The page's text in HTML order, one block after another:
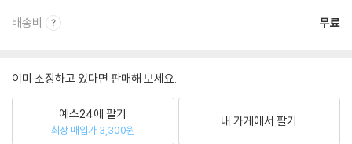
배송비 무료
이미 소장하고 있다면 판매해 보세요.
예스24에 팔기
최상 매입가 3,300원
내 가게에서 팔기